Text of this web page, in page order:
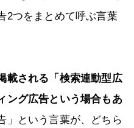
2つをまとめて呼ぶ言葉
載される「検索連動型広
ング広告という場合もあ
」という言葉が、どちら